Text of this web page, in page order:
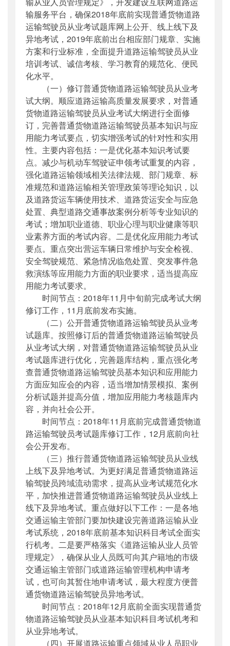
输服务平台，确保2018年底前实现普通货物道路
运输驾驶员从业考试题库网上公开、线上线下及
异地考试，2019年底前出台相应部门规章、实施
方案和行业标准，全面提升道路运输驾驶员从业
培训考试、诚信考核、学习教育的规范化、便民
化水平。
（一）修订普通货物道路运输驾驶员从业考
试大纲。顺应道路运输高质量发展要求，对普通
货物道路运输驾驶员从业考试大纲进行全面修
订，完善普通货物道路运输驾驶员基本知识与应
用能力考试要点，切实增强考试的针对性和实用
性。主要内容包括：一是优化基本知识考试要
点。减少与机动车驾驶证申领考试重复的内容，
强化道路运输领域相关法律法规、部门规章、标
准规范和道路运输相关管理政策等理论知识，以
及道路货运车辆使用技术、道路货运安全与应急
处置、典型道路交通事故案例分析等专业知识的
考试；增加职业道德、职业心理与职业健康等职
业素养方面的考试内容。二是优化应用能力考试
要点。重点突出营运车辆日常维护与安全检视、
安全驾驶规范、紧急情况临危处置、突发事件急
救演练等应用能力方面的职业要求，适当提高应
用能力考试要求。
时间节点：2018年11月中旬前完成考试大纲
修订工作，11月底前发布实施。
（二）公开普通货物道路运输驾驶员从业考
试题库。按照修订后的普通货物道路运输驾驶员
从业考试大纲，对普通货物道路运输驾驶员从业
考试题库进行优化，完善题库结构，重点强化考
查普通货物道路运输驾驶员基本知识和应用能力
方面应知应会的内容，适当增加情景模拟、案例
分析试题并提高分值，增加应用能力考核题库内
容，并向社会公开。
时间节点：2018年11月底前完成普通货物道
路运输驾驶员考试题库修订工作，12月底前向社
会公开发布。
（三）推行普通货物道路运输驾驶员从业线
上线下及异地考试。为更好满足普通货物道路运
输驾驶员跨域流动需求，提高从业考试规范化水
平，加快推进普通货物道路运输驾驶员从业线上
线下及异地考试。重点做好以下工作：一是各地
交通运输主管部门要加快建设完善道路运输从业
考试系统，2018年底前基本知识科目考试全面实
行机考。二是要严格落实《道路运输从业人员管
理规定》，确保从业人员既可向其户籍地的市级
交通运输主管部门或道路运输管理机构申请考
试，也可向其暂住地申请考试，最大程度方便普
通货物道路运输驾驶员异地考试。
时间节点：2018年12月底前全面实现普通货
物道路运输驾驶员从业基本知识科目考试机考和
从业异地考试。
（四）开展道路运输重点领域从业人员职业